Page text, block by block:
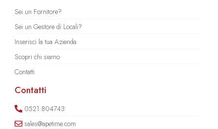
Sei un Fornitore?
Sei un Gestore di Locali?
Inserisci la tua Azienda
Scopri chi siamo
Contatti
Contatti
0521.804743
sales@apetime.com